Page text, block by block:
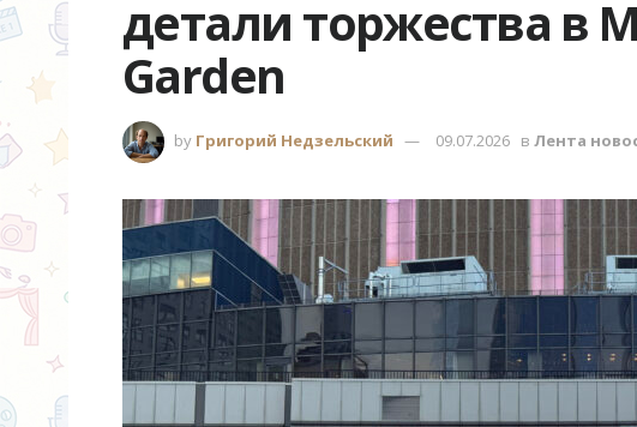
детали торжества в
Garden
by Григорий Недзельский 09.07.2026 в Лента